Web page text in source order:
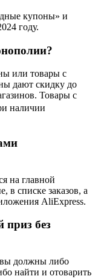
купоны» и
году.
или товары с
дают скидку до
Товары с
наличии
на главной
в списке заказов, а
AliExpress.
без
вы должны либо
найти и отоварить